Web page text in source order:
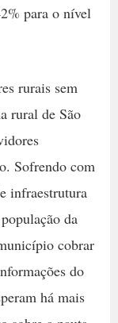
para o nível
rurais sem
rural de São
Sofrendo com
infraestrutura
da
cobrar
do
há mais